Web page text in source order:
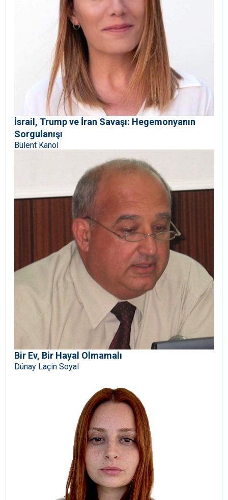
İsrail, Trump ve İran Savaşı: Hegemonyanın
Sorgulanışı
Bülent Kanol
Bir Ev, Bir Hayal Olmamalı
Dünay Laçin Soyal